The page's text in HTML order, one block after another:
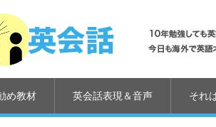
め教材 英会話表現＆音声 それ